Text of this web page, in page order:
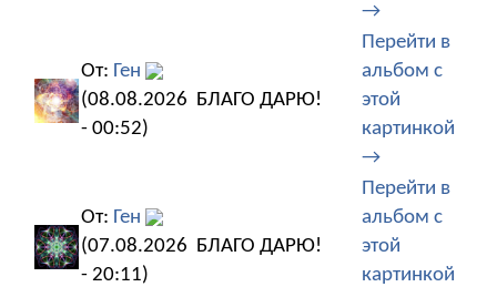
→
От: Ген
(08.08.2026
- 00:52)
БЛАГО ДАРЮ!
Перейти в
альбом с
этой
картинкой
→
От: Ген
(07.08.2026
- 20:11)
БЛАГО ДАРЮ!
Перейти в
альбом с
этой
картинкой